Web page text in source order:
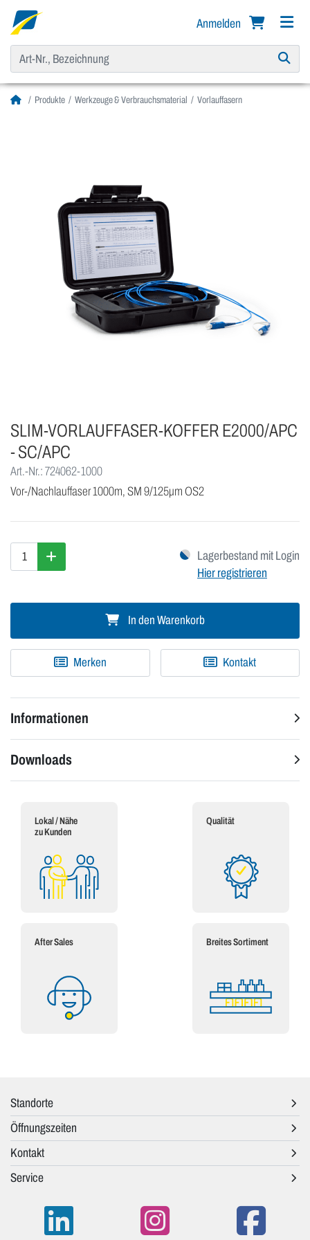
Anmelden
Produkte Werkzeuge & Verbrauchsmaterial Vorlauffasern
SLIM-VORLAUFFASER-KOFFER E2000/APC
- SC/APC
Art.-Nr.: 724062-1000
Vor-/Nachlauffaser 1000m, SM 9/125μm OS2
Lagerbestand mit Login
Hier registrieren
In den Warenkorb
Merken Kontakt
Informationen
Downloads
Lokal / Nähe
zu Kunden
Qualität
After Sales Breites Sortiment
Standorte
Öffnungszeiten
Kontakt
Service